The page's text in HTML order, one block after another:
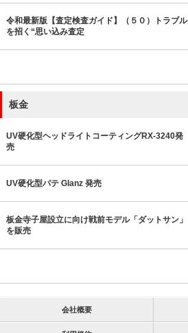
令和最新版【査定検査ガイド】（５０）トラブル
を招く“思い込み査定
板金
UV硬化型ヘッドライトコーティングRX-3240発
売
UV硬化型パテ Glanz 発売
板金寺子屋設立に向け戦前モデル「ダットサン」
を販売
会社概要